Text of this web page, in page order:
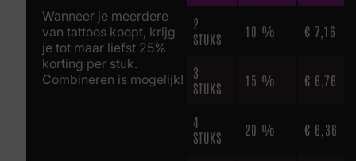
Wanneer je meerdere
van tattoos koopt, krijg
je tot maar liefst 25%
korting per stuk.
Combineren is mogelijk!
2
STUKS
10 % € 7,16
3
STUKS
15 % € 6,76
4
STUKS
20 % € 6,36